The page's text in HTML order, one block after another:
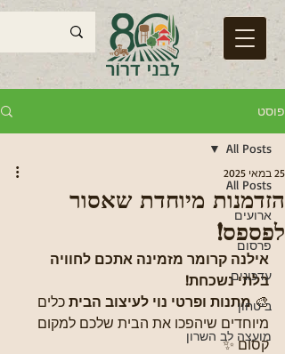
פוסט
All Posts
ארועים
פרסום
עדכונים
ביטחון
מועצה לב השרון
All Posts
הזדמנות מיוחדת שאסור
לפספס!
25 במאי 2025
אילנה קרומר מזמינה אתכם לחוויה
בלתי נשכחת!
🎨 מתנות ופרטי נוי לעיצוב הבית כלים
מיוחדים שיהפכו את הבית שלכם למקום
קסום ✨